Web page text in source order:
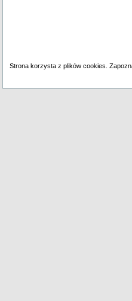
Strona korzysta z plików cookies.